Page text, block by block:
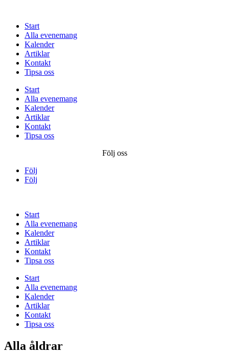
Start
Alla evenemang
Kalender
Artiklar
Kontakt
Tipsa oss
Start
Alla evenemang
Kalender
Artiklar
Kontakt
Tipsa oss
Följ oss
Följ
Följ
Start
Alla evenemang
Kalender
Artiklar
Kontakt
Tipsa oss
Start
Alla evenemang
Kalender
Artiklar
Kontakt
Tipsa oss
Alla åldrar